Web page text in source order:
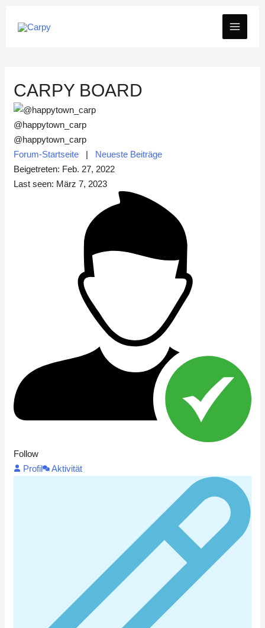
Inhalt
MAIN
CARPY BOARD
@happytown_carp
@happytown_carp
Forum-Startseite | Neueste Beiträge
Beigetreten: Feb. 27, 2022
Last seen: März 7, 2023
Follow
Profil
Aktivität